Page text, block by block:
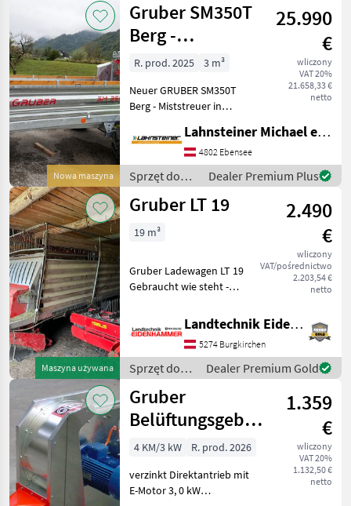
i paszowy /
Gruber
Nowa maszyna
Gruber SM350T
Berg -
Miststreuer
25.990
€
wliczony
VAT 20%
21.658,33 €
netto
R. prod. 2025
3 m³
Neuer GRUBER SM350T
Berg - Miststreuer in
Bereifung: 15, 0/55 x 17 AS,
Bremsache mit
hydraulischer Bremse,
Kantholz 6x6cm auf
Bordwänden, F
Lahnsteiner Michael e.U.
4802 Ebensee
Sprzęt do
nawożenia i
nawadniania
/ Gruber
Dealer Premium Plus
Maszyna używana
Gruber LT 19
2.490
€
wliczony
VAT/pośrednictwo
2.203,54 €
netto
19 m³
Gruber Ladewagen LT 19
Gebraucht wie steht -
Hydraulische Pick Up -
Weidwinkelgelenkwelle
Standort in 5621 St.Veit im
Pongau Privat
Landtechnik Eidenhammer GmbH
5274 Burgkirchen
Sprzęt do
zbioru siana
i paszowy /
Gruber
Dealer Premium Gold
Gruber
Belüftungsgebläse
MLG 30
1.359
€
wliczony
VAT 20%
1.132,50 €
netto
4 KM/3 kW
R. prod. 2026
verzinkt Direktantrieb mit
E-Motor 3, 0 kW